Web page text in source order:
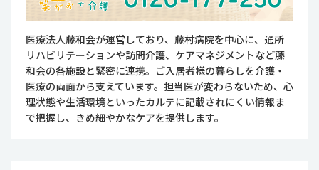
医療法人藤和会が運営しており、藤村病院を中心に、通所
リハビリテーションや訪問介護、ケアマネジメントなど藤
和会の各施設と緊密に連携。ご入居者様の暮らしを介護・
医療の両面から支えています。担当医が変わらないため、心
理状態や生活環境といったカルテに記載されにくい情報ま
で把握し、きめ細やかなケアを提供します。